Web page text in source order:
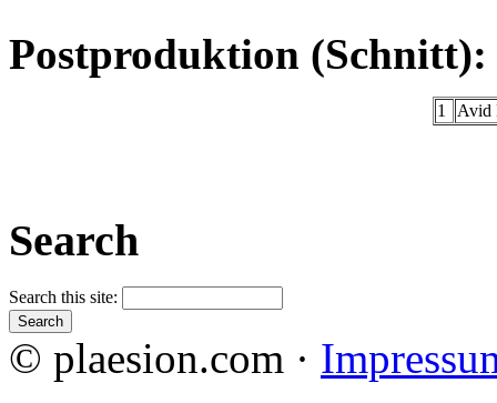
Postproduktion (Schnitt):
1 Avid
Search
Search this site:
© plaesion.com ·